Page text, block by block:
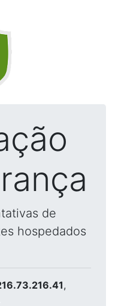
de
hospedados
,